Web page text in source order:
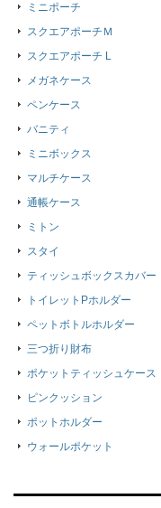
ミニポーチ
スクエアポーチＭ
スクエアポーチ L
メガネケース
ペンケース
バニティ
ミニボックス
マルチケース
通帳ケース
ミトン
スタイ
ティッシュボックスカバー
トイレットPホルダー
ペットボトルホルダー
三つ折り財布
ポケットティッシュケース
ピンクッション
ポットホルダー
ウォールポケット